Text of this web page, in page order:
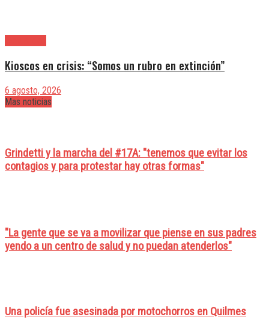
Kioscos en crisis: “Somos un rubro en extinción”
6 agosto, 2026
Mas noticias
Grindetti y la marcha del #17A: "tenemos que evitar los
contagios y para protestar hay otras formas"
"La gente que se va a movilizar que piense en sus padres
yendo a un centro de salud y no puedan atenderlos"
Una policía fue asesinada por motochorros en Quilmes